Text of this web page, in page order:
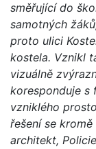
směřující do
samotných
proto ulici
kostela. Vznikl
vizuálně
koresponduje s
vzniklého
řešení se
architekt,